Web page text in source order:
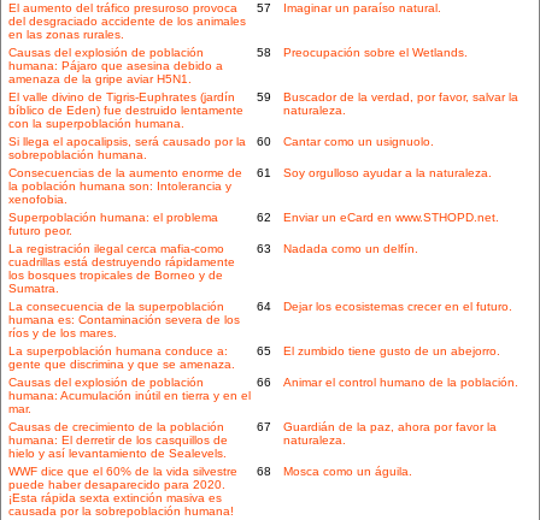
El aumento del tráfico presuroso provoca
del desgraciado accidente de los animales
en las zonas rurales.
57 Imaginar un paraíso natural.
Causas del explosión de población
humana: Pájaro que asesina debido a
amenaza de la gripe aviar H5N1.
58 Preocupación sobre el Wetlands.
El valle divino de Tigris-Euphrates (jardín
bíblico de Eden) fue destruido lentamente
con la superpoblación humana.
59
Buscador de la verdad, por favor, salvar la
naturaleza.
Si llega el apocalipsis, será causado por la
sobrepoblación humana.
60 Cantar como un usignuolo.
Consecuencias de la aumento enorme de
la población humana son: Intolerancia y
xenofobia.
61 Soy orgulloso ayudar a la naturaleza.
Superpoblación humana: el problema
futuro peor.
62 Enviar un eCard en www.STHOPD.net.
La registración ilegal cerca mafia-como
cuadrillas está destruyendo rápidamente
los bosques tropicales de Borneo y de
Sumatra.
63 Nadada como un delfín.
La consecuencia de la superpoblación
humana es: Contaminación severa de los
ríos y de los mares.
64 Dejar los ecosistemas crecer en el futuro.
La superpoblación humana conduce a:
gente que discrimina y que se amenaza.
65 El zumbido tiene gusto de un abejorro.
Causas del explosión de población
humana: Acumulación inútil en tierra y en el
mar.
66 Animar el control humano de la población.
Causas de crecimiento de la población
humana: El derretir de los casquillos de
hielo y así levantamiento de Sealevels.
67
Guardián de la paz, ahora por favor la
naturaleza.
WWF dice que el 60% de la vida silvestre
puede haber desaparecido para 2020.
¡Esta rápida sexta extinción masiva es
causada por la sobrepoblación humana!
68 Mosca como un águila.